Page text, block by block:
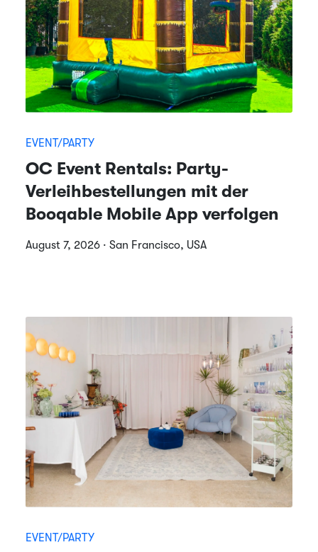
EVENT/PARTY
OC Event Rentals: Party-
Verleihbestellungen mit der
Booqable Mobile App verfolgen
August 7, 2026 · San Francisco, USA
EVENT/PARTY